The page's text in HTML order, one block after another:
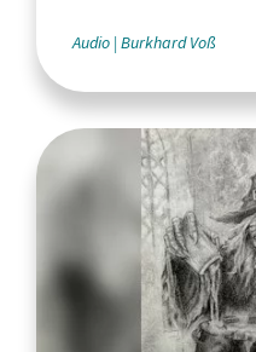
Audio Burkhard Voß